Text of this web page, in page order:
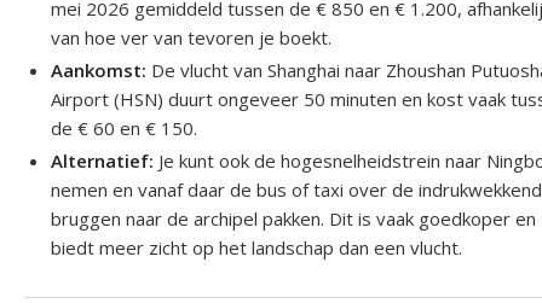
mei 2026 gemiddeld tussen de € 850 en € 1.200,
van hoe ver van tevoren je boekt.
Aankomst: De vlucht van Shanghai naar Zhoushan
Airport (HSN) duurt ongeveer 50 minuten en kost vaak
de € 60 en € 150.
Alternatief: Je kunt ook de hogesnelheidstrein naar
nemen en vanaf daar de bus of taxi over de
bruggen naar de archipel pakken. Dit is vaak goedkoper en
biedt meer zicht op het landschap dan een vlucht.